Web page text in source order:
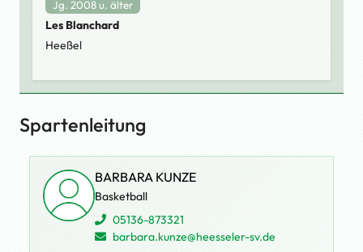
Jg. 2008 u. älter
Les Blanchard
Heeßel
Spartenleitung
BARBARA KUNZE
Basketball
05136-873321
barbara.kunze@heesseler-sv.de